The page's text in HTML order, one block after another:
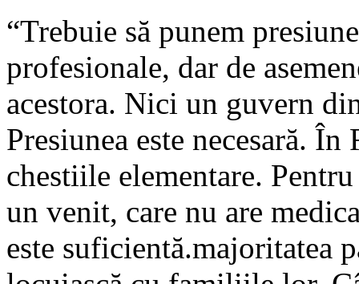
“Trebuie să punem
profesionale, dar de
acestora. Nici un guvern
Presiunea este necesară.
chestiile elementare.
un venit, care nu are
este suficientă.majoritatea